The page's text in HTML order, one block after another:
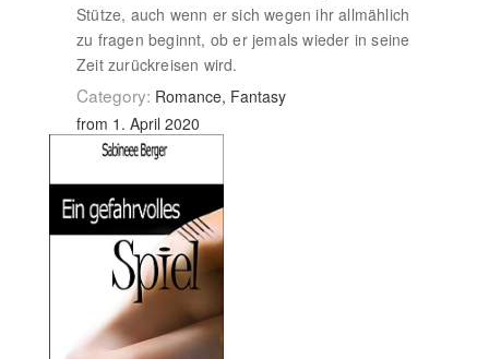
Stütze, auch wenn er sich wegen ihr allmählich
zu fragen beginnt, ob er jemals wieder in seine
Zeit zurückreisen wird.
Category: Romance, Fantasy
from 1. April 2020